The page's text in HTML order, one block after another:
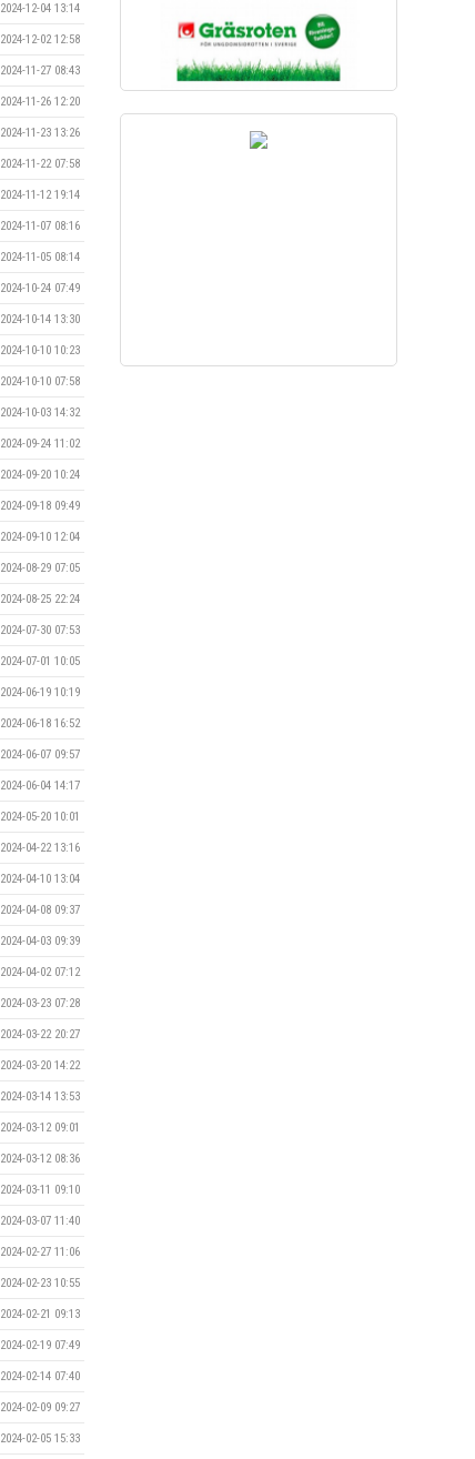
2024-12-04 13:14
2024-12-02 12:58
2024-11-27 08:43
2024-11-26 12:20
2024-11-23 13:26
2024-11-22 07:58
2024-11-12 19:14
2024-11-07 08:16
2024-11-05 08:14
2024-10-24 07:49
2024-10-14 13:30
2024-10-10 10:23
2024-10-10 07:58
2024-10-03 14:32
2024-09-24 11:02
2024-09-20 10:24
2024-09-18 09:49
2024-09-10 12:04
2024-08-29 07:05
2024-08-25 22:24
2024-07-30 07:53
2024-07-01 10:05
2024-06-19 10:19
2024-06-18 16:52
2024-06-07 09:57
2024-06-04 14:17
2024-05-20 10:01
2024-04-22 13:16
2024-04-10 13:04
2024-04-08 09:37
2024-04-03 09:39
2024-04-02 07:12
2024-03-23 07:28
2024-03-22 20:27
2024-03-20 14:22
2024-03-14 13:53
2024-03-12 09:01
2024-03-12 08:36
2024-03-11 09:10
2024-03-07 11:40
2024-02-27 11:06
2024-02-23 10:55
2024-02-21 09:13
2024-02-19 07:49
2024-02-14 07:40
2024-02-09 09:27
2024-02-05 15:33